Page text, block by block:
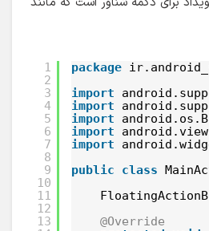
1
2
3
4
5
6
7
8
9
10
11
12
13
package
import
import
import
import
import
public
class
@Override